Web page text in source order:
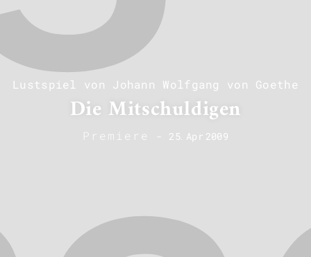
Lustspiel von Johann Wolfgang von Goethe
Die Mitschuldigen
Premiere - 25. Apr 2009